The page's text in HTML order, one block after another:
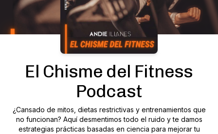
El Chisme del Fitness
Podcast
¿Cansado de mitos, dietas restrictivas y entrenamientos que
no funcionan? Aquí desmentimos todo el ruido y te damos
estrategias prácticas basadas en ciencia para mejorar tu